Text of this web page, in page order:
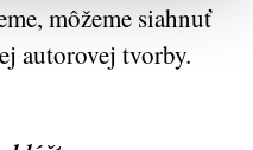
môžeme siahnuť
autorovej tvorby.